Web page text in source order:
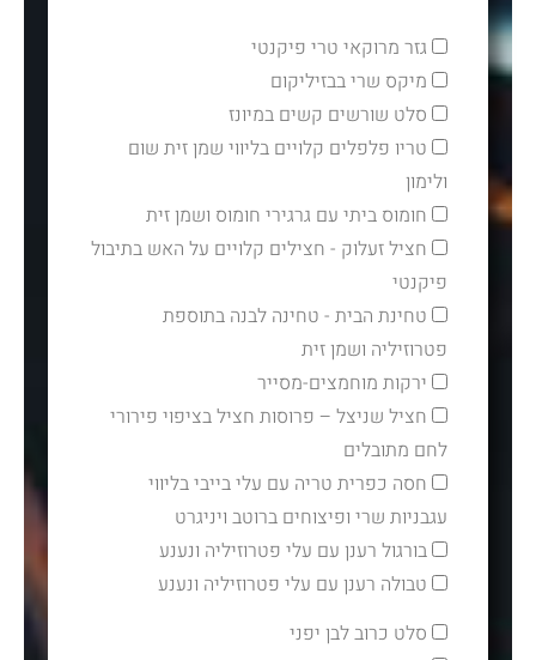
גזר מרוקאי טרי פיקנטי
מיקס שרי בבזיליקום
סלט שורשים קשים במיונז
טריו פלפלים קלויים בליווי שמן זית שום
ולימון
חומוס ביתי עם גרגירי חומוס ושמן זית
חציל זעלוק - חצילים קלויים על האש בתיבול
פיקנטי
טחינת הבית - טחינה לבנה בתוספת
פטרוזיליה ושמן זית
ירקות מוחמצים-מסייר
חציל שניצל – פרוסות חציל בציפוי פירורי
לחם מתובלים
חסה כפרית טריה עם עלי בייבי בליווי
עגבניות שרי ופיצוחים ברוטב ויניגרט
בורגול רענן עם עלי פטרוזיליה ונענע
טבולה רענן עם עלי פטרוזיליה ונענע
סלט כרוב לבן יפני